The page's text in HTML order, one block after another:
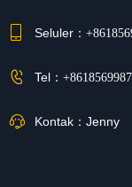
Seluler：
Tel：
Kontak： Jenny